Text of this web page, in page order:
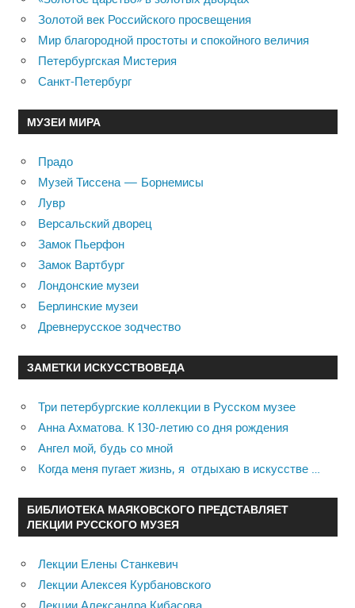
Золотой век Российского просвещения
Мир благородной простоты и спокойного величия
Петербургская Мистерия
Санкт-Петербург
МУЗЕИ МИРА
Прадо
Музей Тиссена — Борнемисы
Лувр
Версальский дворец
Замок Пьерфон
Замок Вартбург
Лондонские музеи
Берлинские музеи
Древнерусское зодчество
ЗАМЕТКИ ИСКУССТВОВЕДА
Три петербургские коллекции в Русском музее
Анна Ахматова. К 130-летию со дня рождения
Ангел мой, будь со мной
Когда меня пугает жизнь, я отдыхаю в искусстве …
БИБЛИОТЕКА МАЯКОВСКОГО ПРЕДСТАВЛЯЕТ
ЛЕКЦИИ РУССКОГО МУЗЕЯ
Лекции Елены Станкевич
Лекции Алексея Курбановского